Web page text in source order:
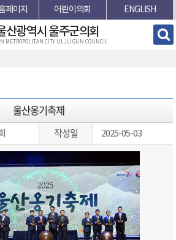
페이지 어린이의회 ENGLISH
산광역시 울주군의회
METROPOLITAN CITY ULJU GUN COUNCIL
울산옹기축제
작성일 2025-05-03